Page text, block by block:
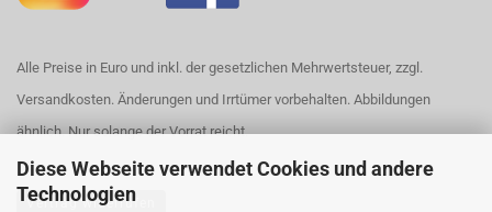
Diese Webseite verwendet Cookies und andere
Technologien
Alle Preise in Euro und inkl. der gesetzlichen Mehrwertsteuer, zzgl.
Versandkosten. Änderungen und Irrtümer vorbehalten. Abbildungen
ähnlich. Nur solange der Vorrat reicht.
Vertrag widerrufen